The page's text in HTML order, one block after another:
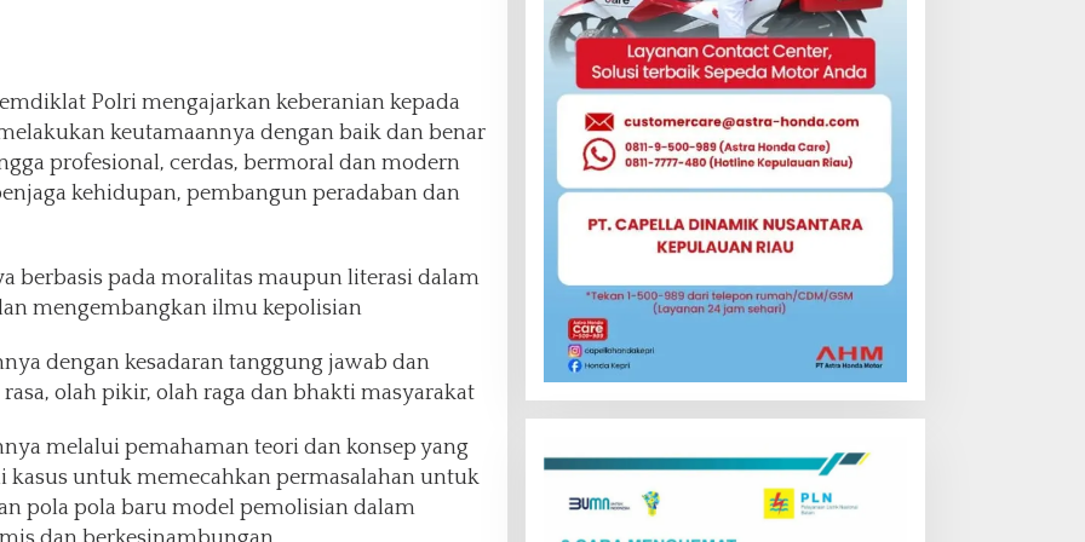
Polri mengajarkan keberanian kepada
keutamaannya dengan baik dan benar
profesional, cerdas, bermoral dan modern
kehidupan, pembangun peradaban dan
berbasis pada moralitas maupun literasi dalam
mengembangkan ilmu kepolisian
dengan kesadaran tanggung jawab dan
olah pikir, olah raga dan bhakti masyarakat
melalui pemahaman teori dan konsep yang
kasus untuk memecahkan permasalahan untuk
pola pola baru model pemolisian dalam